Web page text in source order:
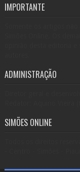
IMPORTANTE
ADMINISTRAÇÃO
SIMÕES ONLINE